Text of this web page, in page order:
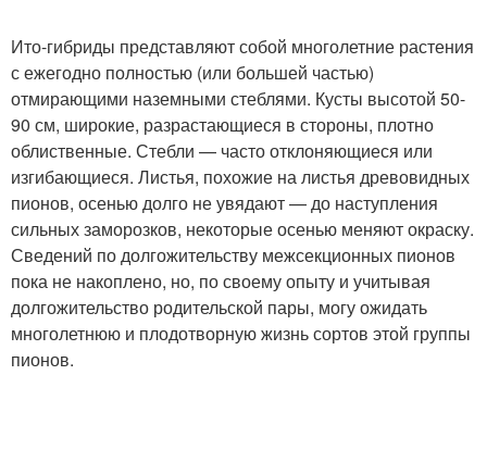
Ито-гибриды представляют собой многолетние растения
с ежегодно полностью (или большей частью)
отмирающими наземными стеблями. Кусты высотой 50-
90 см, широкие, разрастающиеся в стороны, плотно
облиственные. Стебли — часто отклоняющиеся или
изгибающиеся. Листья, похожие на листья древовидных
пионов, осенью долго не увядают — до наступления
сильных заморозков, некоторые осенью меняют окраску.
Сведений по долгожительству межсекционных пионов
пока не накоплено, но, по своему опыту и учитывая
долгожительство родительской пары, могу ожидать
многолетнюю и плодотворную жизнь сортов этой группы
пионов.